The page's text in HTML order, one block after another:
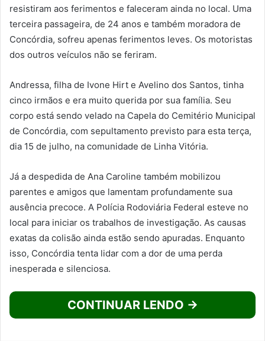
resistiram aos ferimentos e faleceram ainda no local. Uma
terceira passageira, de 24 anos e também moradora de
Concórdia, sofreu apenas ferimentos leves. Os motoristas
dos outros veículos não se feriram.
Andressa, filha de Ivone Hirt e Avelino dos Santos, tinha
cinco irmãos e era muito querida por sua família. Seu
corpo está sendo velado na Capela do Cemitério Municipal
de Concórdia, com sepultamento previsto para esta terça,
dia 15 de julho, na comunidade de Linha Vitória.
Já a despedida de Ana Caroline também mobilizou
parentes e amigos que lamentam profundamente sua
ausência precoce. A Polícia Rodoviária Federal esteve no
local para iniciar os trabalhos de investigação. As causas
exatas da colisão ainda estão sendo apuradas. Enquanto
isso, Concórdia tenta lidar com a dor de uma perda
inesperada e silenciosa.
CONTINUAR LENDO →